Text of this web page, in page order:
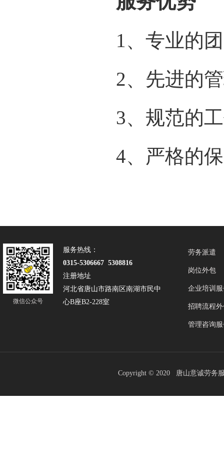
1、专业的
2、先进的
3、规范的
4、严格的
微信公众号
服务热线：
0315-5306667 5308816
注册地址
河北省唐山市路南区南湖市民中
心B座B2-228室
劳务派遣
岗位外包
企业培训
招聘流程
管理咨询
Copyright © 2020 唐山意诚劳务